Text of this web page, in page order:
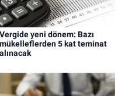
Vergide yeni dönem: Bazı
mükelleflerden 5 kat teminat
alınacak